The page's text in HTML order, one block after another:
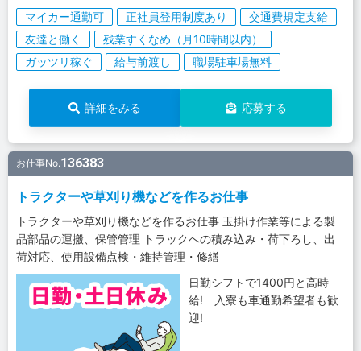
マイカー通勤可 正社員登用制度あり
交通費規定支給
友達と働く
残業すくなめ（月10時間以内）
ガッツリ稼ぐ
給与前渡し 職場駐車場無料
詳細をみる 応募する
お仕事No.136383
トラクターや草刈り機などを作るお仕事
トラクターや草刈り機などを作るお仕事 玉掛け作業等による製
品部品の運搬、保管管理 トラックへの積み込み・荷下ろし、出
荷対応、使用設備点検・維持管理・修繕
日勤シフトで1400円と高時
給! 入寮も車通勤希望者も歓
迎!